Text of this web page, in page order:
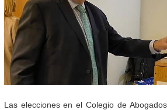
Las elecciones en el Colegio de